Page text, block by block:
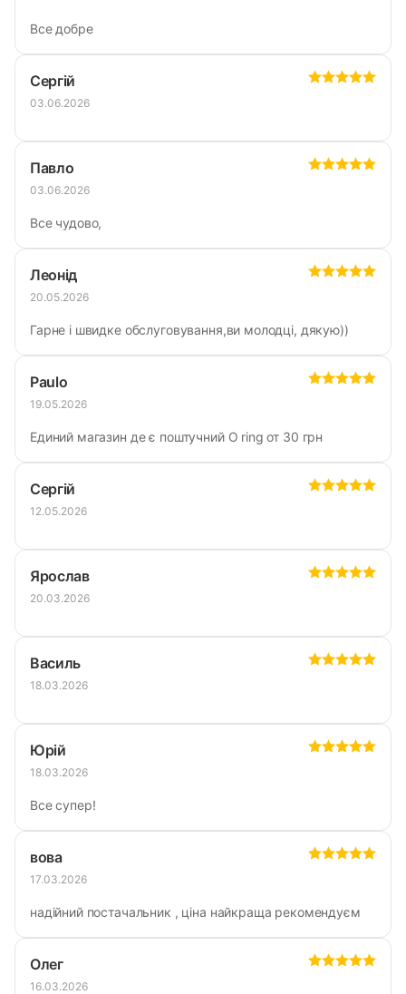
Все добре
Сергій
03.06.2026
Павло
03.06.2026
Все чудово,
Леонід
20.05.2026
Гарне і швидке обслуговування,ви молодці, дякую))
Paulo
19.05.2026
Единий магазин де є поштучний О ring от 30 грн
Сергій
12.05.2026
Ярослав
20.03.2026
Василь
18.03.2026
Юрій
18.03.2026
Все супер!
вова
17.03.2026
надійний постачальник , ціна найкраща рекомендуєм
Олег
16.03.2026